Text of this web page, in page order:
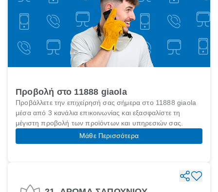
Προβολή στο 11888 giaola
Προβάλλετε την επιχείρησή σας σήμερα στο 11888 giaola
μέσα από 3 κανάλια επικοινωνίας και εξασφαλίστε τη
μέγιστη προβολή των προϊόντων και υπηρεσιών σας.
Μάθε Περισσότερα